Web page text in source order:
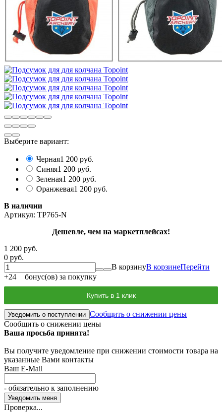
Выберите вариант:
Черная1 200 руб.
Синяя1 200 руб.
Зеленая1 200 руб.
Оранжевая1 200 руб.
В наличии
Артикул: TP765-N
Дешевле, чем на маркетплейсах!
1 200 руб.
0 руб.
В корзинуВ корзинеПерейти
+24 бонус(ов) за покупку
Купить в 1 клик
Уведомить о поступлении Сообщить о снижении цены
Сообщить о снижении цены
Ваша просьба принята!
Вы получите уведомление при снижении стоимости товара на
указанные Вами контакты
Ваш E-Mail
- обязательно к заполнению
Проверка...